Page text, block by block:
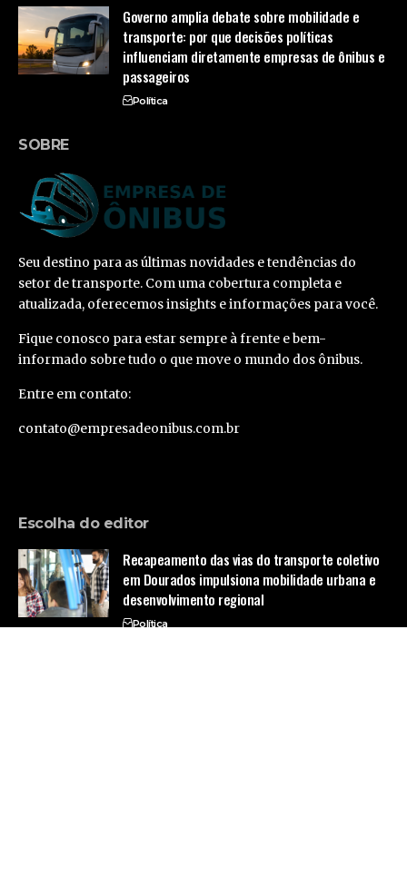
Governo amplia debate sobre mobilidade e
transporte: por que decisões políticas
influenciam diretamente empresas de ônibus e
passageiros
Política
SOBRE
Seu destino para as últimas novidades e tendências do
setor de transporte. Com uma cobertura completa e
atualizada, oferecemos insights e informações para você.
Fique conosco para estar sempre à frente e bem-
informado sobre tudo o que move o mundo dos ônibus.
Entre em contato:
contato@empresadeonibus.com.br
Escolha do editor
Recapeamento das vias do transporte coletivo
em Dourados impulsiona mobilidade urbana e
desenvolvimento regional
Política